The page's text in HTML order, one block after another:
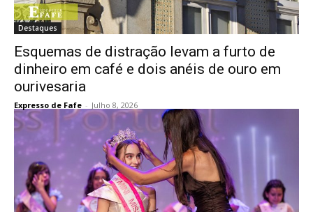
Destaques
Esquemas de distração levam a furto de
dinheiro em café e dois anéis de ouro em
ourivesaria
Expresso de Fafe - Julho 8, 2026